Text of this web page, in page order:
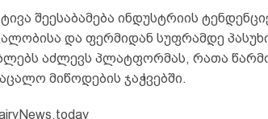
შეესაბამება ინდუსტრიის
და ფერმიდან სუფრამდე
აძლევს პლატფორმას, რათა
მიწოდების ჯაჭვებში.